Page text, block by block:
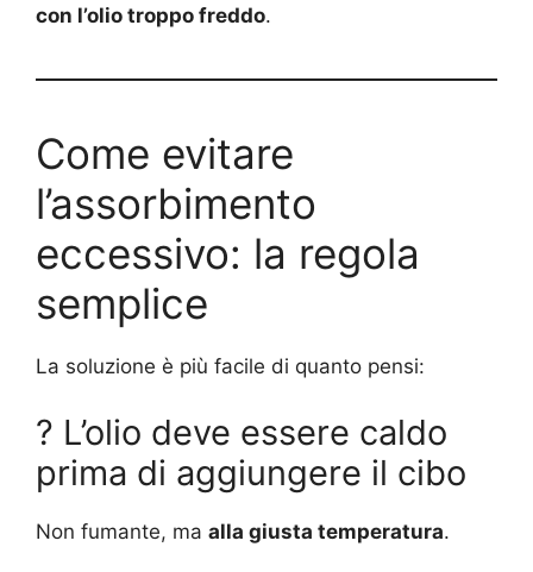
con l’olio troppo freddo.
Come evitare
l’assorbimento
eccessivo: la regola
semplice
La soluzione è più facile di quanto pensi:
? L’olio deve essere caldo
prima di aggiungere il cibo
Non fumante, ma alla giusta temperatura.